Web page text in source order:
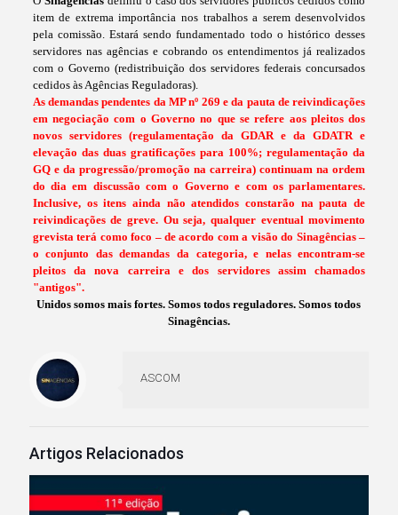
item de extrema importância nos trabalhos a serem desenvolvidos
pela comissão. Estará sendo fundamentado todo o histórico desses
servidores nas agências e cobrando os entendimentos já realizados
com o Governo (redistribuição dos servidores federais concursados
cedidos às Agências Reguladoras).
As demandas pendentes da MP nº 269 e da pauta de reivindicações
em negociação com o Governo no que se refere aos pleitos dos
novos servidores (regulamentação da GDAR e da GDATR e
elevação das duas gratificações para 100%; regulamentação da
GQ e da progressão/promoção na carreira) continuam na ordem
do dia em discussão com o Governo e com os parlamentares.
Inclusive, os itens ainda não atendidos constarão na pauta de
reivindicações de greve. Ou seja, qualquer eventual movimento
grevista terá como foco – de acordo com a visão do Sinagências –
o conjunto das demandas da categoria, e nelas encontram-se
pleitos da nova carreira e dos servidores assim chamados
"antigos".
Unidos somos mais fortes. Somos todos reguladores. Somos todos
Sinagências.
ASCOM
Artigos Relacionados